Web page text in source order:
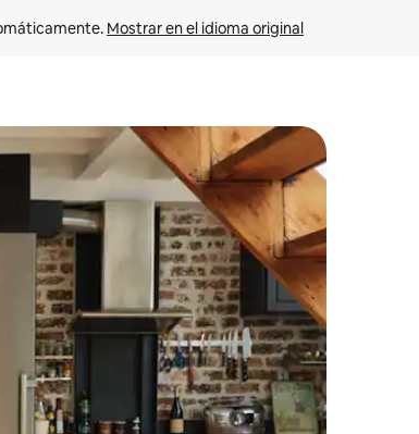
Mostrar en el idioma original